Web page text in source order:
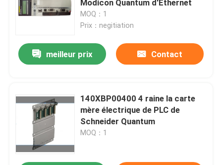
Modicon Quantum d'Ethernet
MOQ：1
Prix：negitiation
meilleur prix Contact
140XBP00400 4 raine la carte
mère électrique de PLC de
Schneider Quantum
MOQ：1